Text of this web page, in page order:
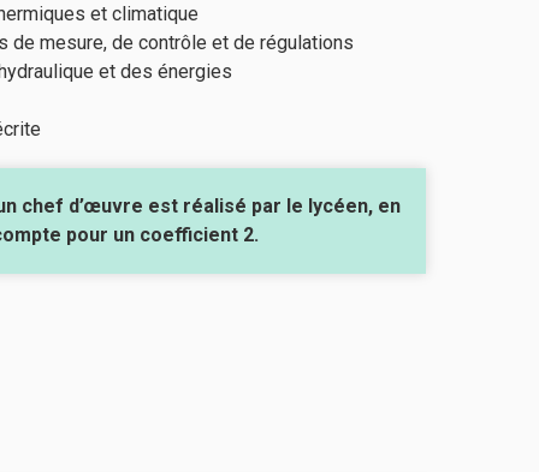
et climatique
de mesure, de contrôle et de régulations
et des énergies
chef d’œuvre est réalisé par le lycéen, en
pour un coefficient 2.